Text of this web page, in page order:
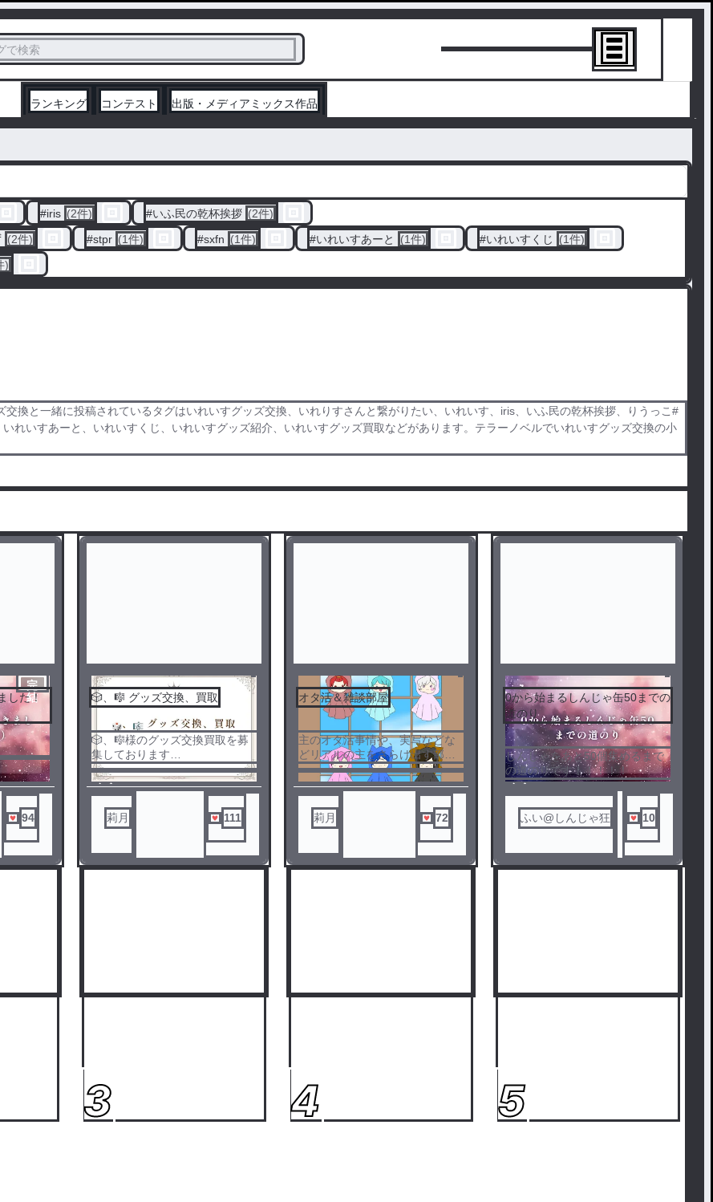
で検索
ランキング コンテスト 出版・メディアミックス作品
#iris (2件) #いふ民の乾杯挨拶 (2件)
(2件) #stpr (1件) #sxfn (1件) #いれいすあーと (1件) #いれいすくじ
(1件)
)
換と一緒に投稿されているタグはいれいすグッズ交換、いれりすさんと繋がりたい、いれいす、iris、いふ民の乾杯挨拶、りうっこ#
れいすあーと、いれいすくじ、いれいすグッズ紹介、いれいすグッズ買取などがあります。テラーノベルでいれいすグッズ交換の小
完
結
した！
94
ノベ
🎲、🎼 グッズ交換、買取
🎲、🎼様のグッズ交換買取を募
集しております
他アプリでも募集しております
ので、辞退させていただきたく
場合がございます🙇‍♀️
詳細は投稿内容をご覧下さい
莉月 111
3
オタ活＆雑談部屋
主のオタ活事情や、実写などな
どリアルの主をさらけ出す部屋
です✌︎( >ᴗ<)✌︎
莉月 72
4
ノベ
0から始まるしんじゃ缶50までの
道のり
しんじゃをあと50個集めるまで
の道のりです！！！！！
ふい@しんじゃ狂 10
5